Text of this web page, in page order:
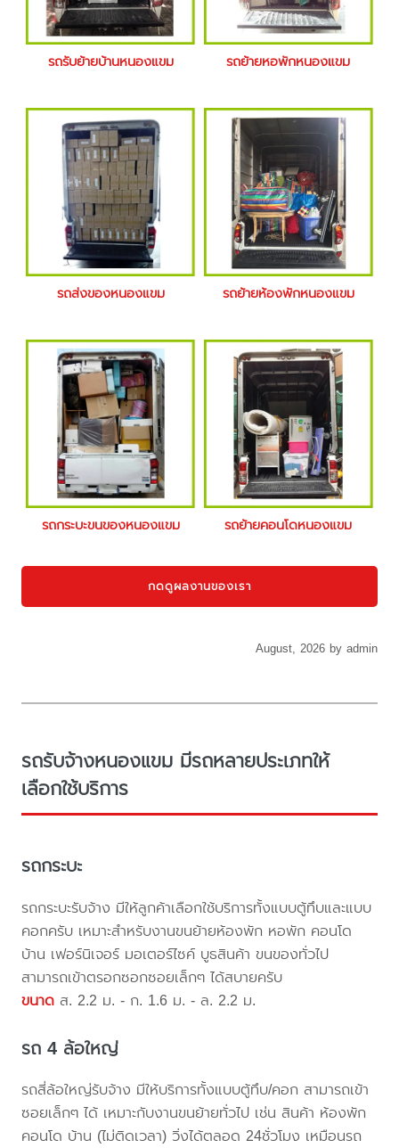
รถรับย้ายบ้านหนองแขม รถย้ายหอพักหนองแขม
รถส่งของหนองแขม รถย้ายห้องพักหนองแขม
รถกระบะขนของหนองแขม รถย้ายคอนโดหนองแขม
กดดูผลงานของเรา
August, 2026 by admin
รถรับจ้างหนองแขม มีรถหลายประเภทให้
เลือกใช้บริการ
รถกระบะ
รถกระบะรับจ้าง มีให้ลูกค้าเลือกใช้บริการทั้งแบบตู้ทึบและแบบ
คอกครับ เหมาะสำหรับงานขนย้ายห้องพัก หอพัก คอนโด
บ้าน เฟอร์นิเจอร์ มอเตอร์ไซค์ บูธสินค้า ขนของทั่วไป
สามารถเข้าตรอกซอกซอยเล็กๆ ได้สบายครับ
ขนาด ส. 2.2 ม. - ก. 1.6 ม. - ล. 2.2 ม.
รถ 4 ล้อใหญ่
รถสี่ล้อใหญ่รับจ้าง มีให้บริการทั้งแบบตู้ทึบ/คอก สามารถเข้า
ซอยเล็กๆ ได้ เหมาะกับงานขนย้ายทั่วไป เช่น สินค้า ห้องพัก
คอนโด บ้าน (ไม่ติดเวลา) วิ่งได้ตลอด 24ชั่วโมง เหมือนรถ